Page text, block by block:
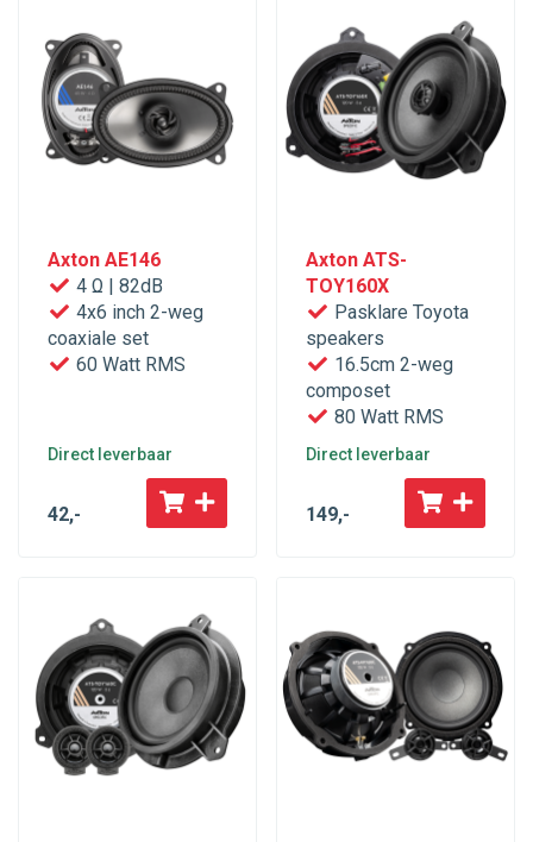
Axton AE146
4 Ω | 82dB
4x6 inch 2-weg
coaxiale set
60 Watt RMS
Direct leverbaar
42,-
Axton ATS-
TOY160X
Pasklare Toyota
speakers
16.5cm 2-weg
composet
80 Watt RMS
Direct leverbaar
149,-